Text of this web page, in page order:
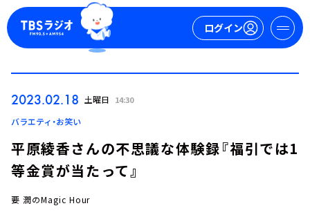
ログイン
ログイン
2023.02.18 土曜日 14:30
バラエティ・お笑い
平原綾香さんの不思議な体験録『福引では1
等金賞が当たって』
要 潤のMagic Hour